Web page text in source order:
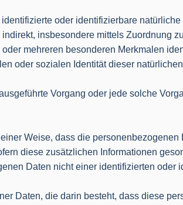
oder identifizierbare
insbesondere mittels Zuordnung
mehreren besonderen Merkmalen
oder sozialen Identität dieser
Vorgang oder jede solche
Weise, dass die
diese zusätzlichen Informationen
Daten nicht einer identifizierten
Daten, die darin besteht, dass diese